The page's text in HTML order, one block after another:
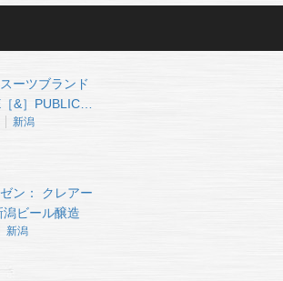
ーツブランド
&］PUBLIC…
新潟
ン： クレアー
ビール醸造
新潟